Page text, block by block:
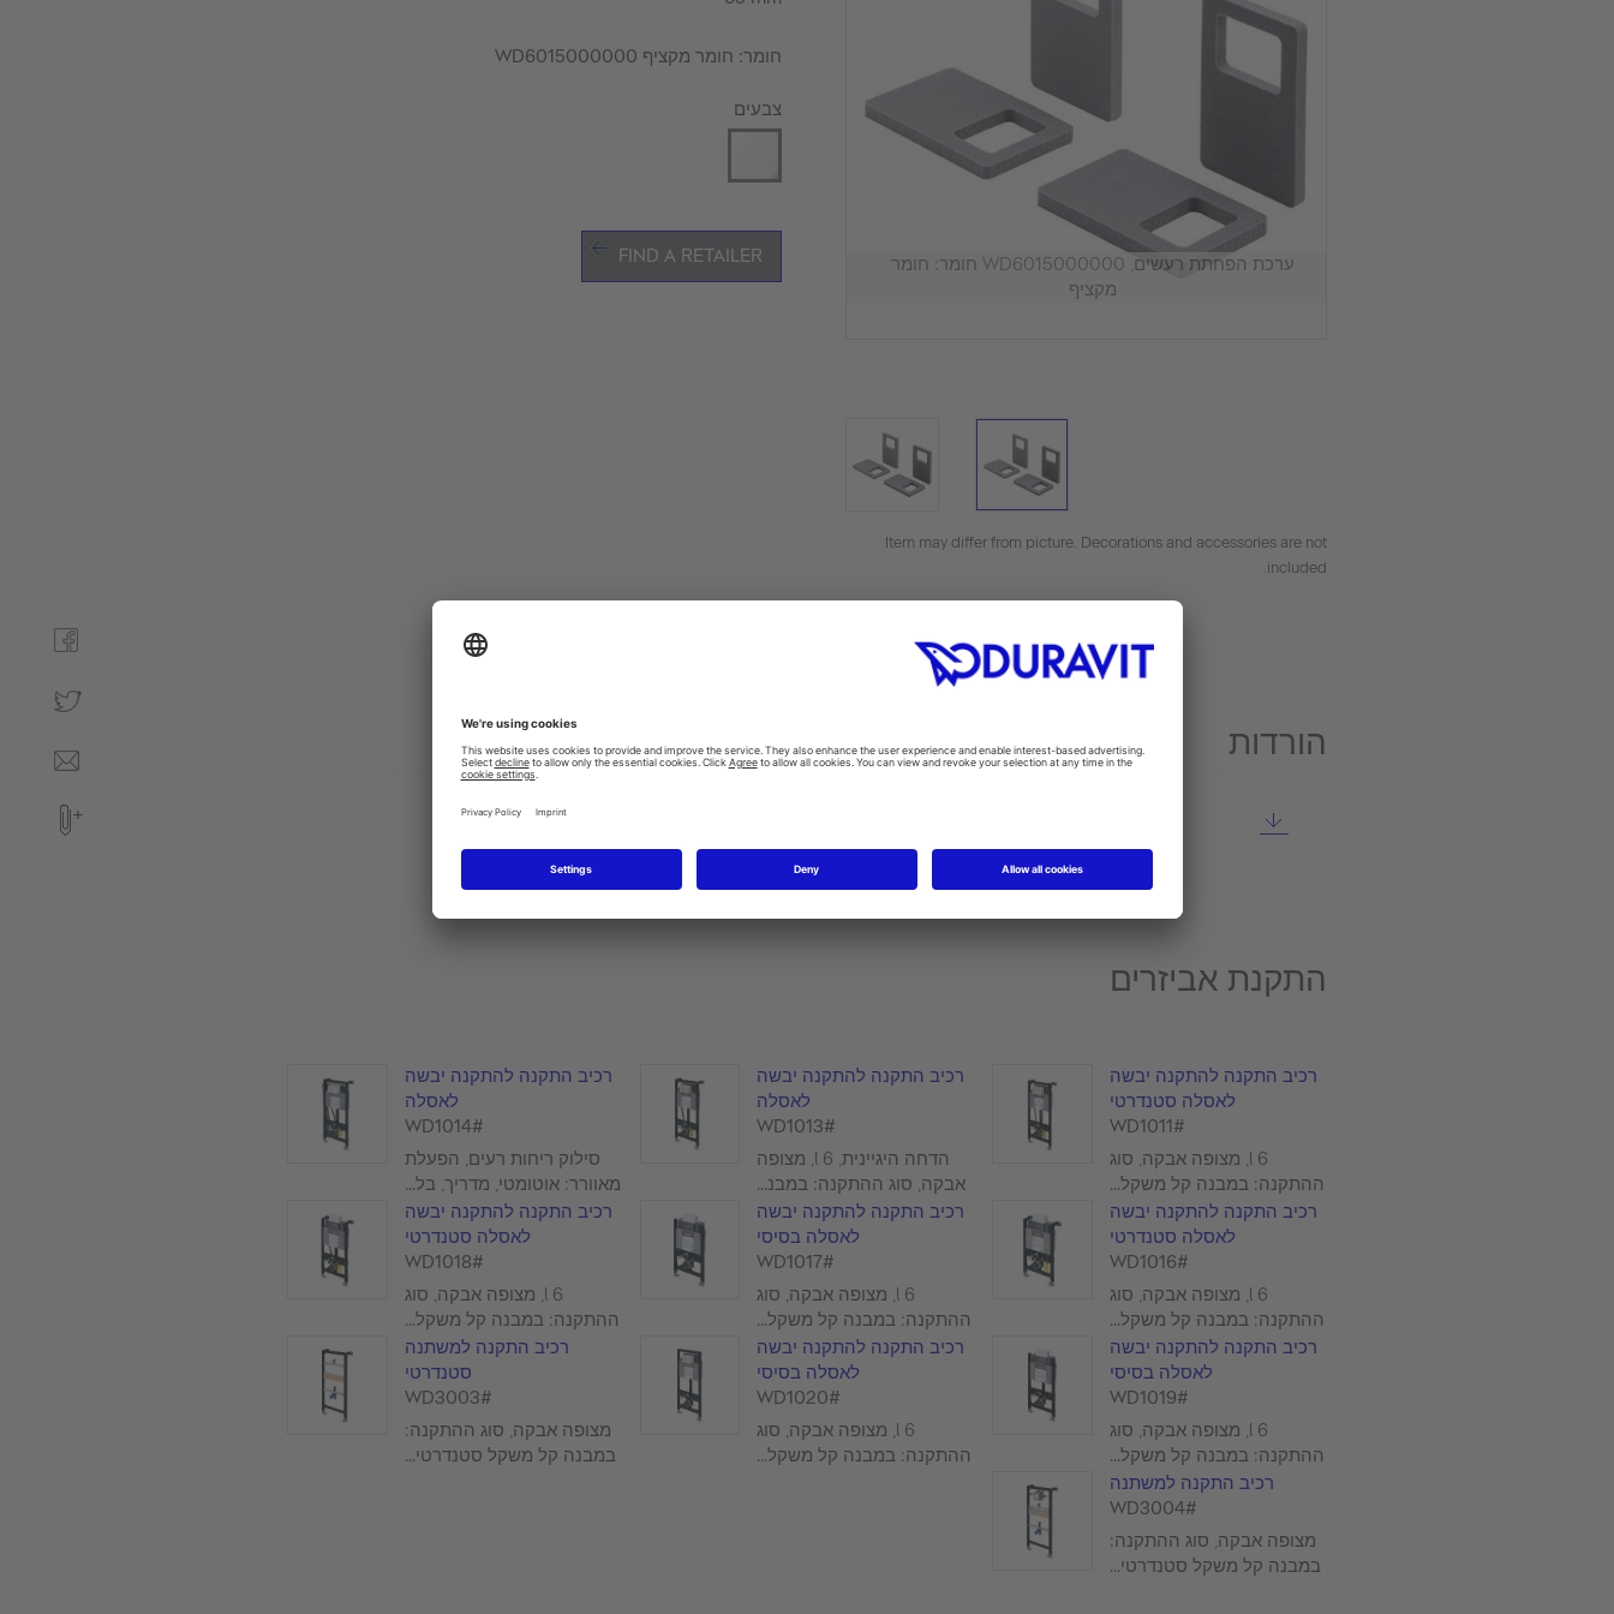
ערכת הפחתת רעשים, WD6015000000 חומר: חומר
מקציף
Item may differ from picture. Decorations and accessories are not
included.
חומר: חומר מקציף WD6015000000
צבעים
FIND A RETAILER
הורדות
התקנת אביזרים
רכיב התקנה להתקנה יבשה
לאסלה סטנדרטי
#WD1011
6 l, מצופה אבקה, סוג
ההתקנה: במבנה קל משקל...
רכיב התקנה להתקנה יבשה
לאסלה
#WD1013
הדחה היגיינית, 6 l, מצופה
אבקה, סוג ההתקנה: במבנ...
רכיב התקנה להתקנה יבשה
לאסלה
#WD1014
סילוק ריחות רעים, הפעלת
מאוורר: אוטומטי, מדריך, בל...
רכיב התקנה להתקנה יבשה
לאסלה סטנדרטי
#WD1016
6 l, מצופה אבקה, סוג
ההתקנה: במבנה קל משקל...
רכיב התקנה להתקנה יבשה
לאסלה בסיסי
#WD1017
6 l, מצופה אבקה, סוג
ההתקנה: במבנה קל משקל...
רכיב התקנה להתקנה יבשה
לאסלה סטנדרטי
#WD1018
6 l, מצופה אבקה, סוג
ההתקנה: במבנה קל משקל...
רכיב התקנה להתקנה יבשה
לאסלה בסיסי
#WD1019
6 l, מצופה אבקה, סוג
ההתקנה: במבנה קל משקל...
רכיב התקנה להתקנה יבשה
לאסלה בסיסי
#WD1020
6 l, מצופה אבקה, סוג
ההתקנה: במבנה קל משקל...
רכיב התקנה למשתנה
סטנדרטי
#WD3003
מצופה אבקה, סוג ההתקנה:
במבנה קל משקל סטנדרטי...
רכיב התקנה למשתנה
#WD3004
מצופה אבקה, סוג ההתקנה:
במבנה קל משקל סטנדרטי...